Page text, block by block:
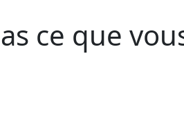
ce que